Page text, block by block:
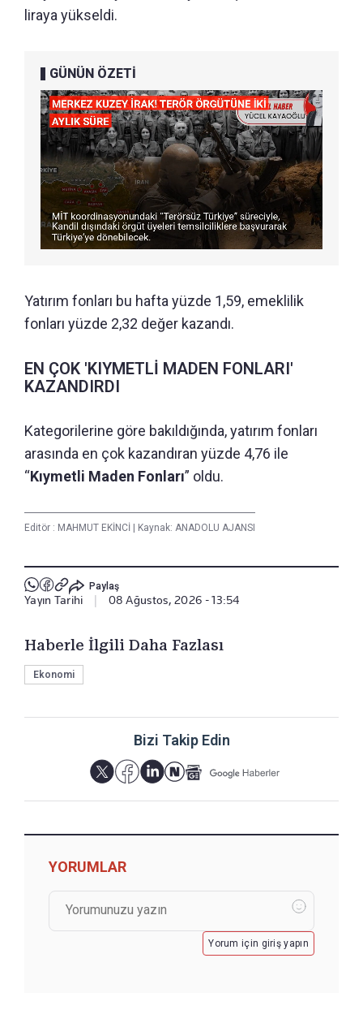
liraya yükseldi.
GÜNÜN ÖZETİ
Yatırım fonları bu hafta yüzde 1,59, emeklilik
fonları yüzde 2,32 değer kazandı.
EN ÇOK 'KIYMETLİ MADEN FONLARI'
KAZANDIRDI
Kategorilerine göre bakıldığında, yatırım fonları
arasında en çok kazandıran yüzde 4,76 ile
“Kıymetli Maden Fonları” oldu.
Editör : MAHMUT EKİNCİ Kaynak: ANADOLU AJANSI
Paylaş
Yayın Tarihi 08 Ağustos, 2026 - 13:54
Haberle İlgili Daha Fazlası
Ekonomi
Bizi Takip Edin
YORUMLAR
Yorum için giriş yapın